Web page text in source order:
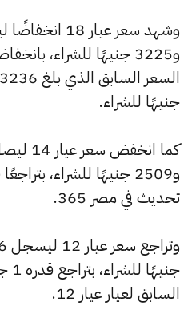
جنيهًا للشراء.
تحديث في مصر 365.
السابق لعيار عيار 12.